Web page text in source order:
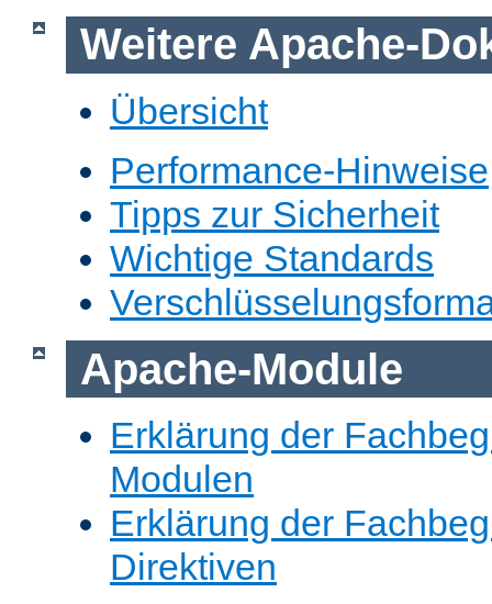
Weitere Apache-
Übersicht
Performance-Hinweise
Tipps zur Sicherheit
Wichtige Standards
Apache-Module
Erklärung der
Modulen
Erklärung der
Direktiven